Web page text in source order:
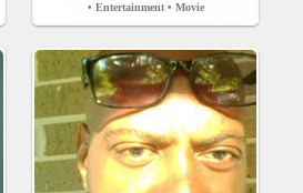
• Entertainment • Movie